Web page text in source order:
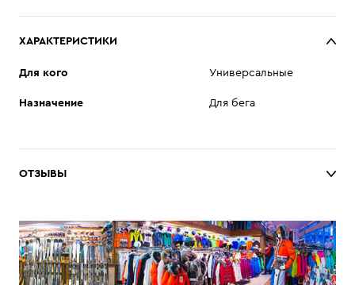
ХАРАКТЕРИСТИКИ
Для кого Универсальные
Назначение Для бега
ОТЗЫВЫ